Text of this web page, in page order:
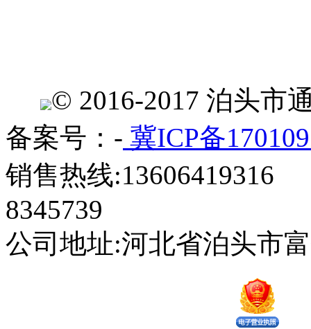
© 2016-2017 泊头市
备案号：- 冀ICP备
销售热线:13606419316
8345739
公司地址:河北省泊头市